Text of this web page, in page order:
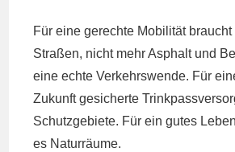
Für eine gerechte Mobilität
Straßen, nicht mehr Asphalt und
eine echte Verkehrswende. Für
Zukunft gesicherte
Schutzgebiete. Für ein gutes
es Naturräume.